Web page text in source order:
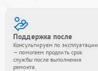
Поддержка после
Консультируем по эксплуатации
— помогаем продлить срок
службы после выполнения
ремонта.